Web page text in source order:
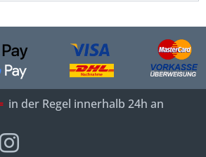
in der Regel innerhalb 24h an